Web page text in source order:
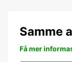
Samme
Få mer